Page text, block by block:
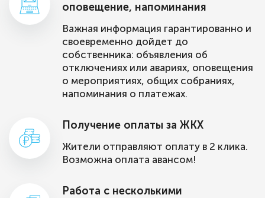
оповещение, напоминания
Важная информация гарантированно и
своевременно дойдет до
собственника: объявления об
отключениях или авариях, оповещения
о мероприятиях, общих собраниях,
напоминания о платежах.
Получение оплаты за ЖКХ
Жители отправляют оплату в 2 клика.
Возможна оплата авансом!
Работа с несколькими